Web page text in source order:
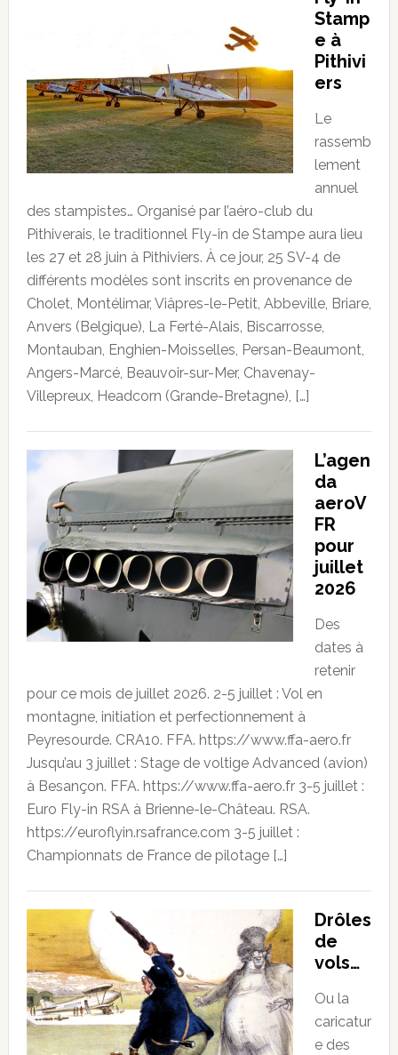
Stamp
e à
Pithivi
ers
Le
rassemb
lement
annuel
des stampistes… Organisé par l’aéro-club du
Pithiverais, le traditionnel Fly-in de Stampe aura lieu
les 27 et 28 juin à Pithiviers. À ce jour, 25 SV-4 de
différents modèles sont inscrits en provenance de
Cholet, Montélimar, Viâpres-le-Petit, Abbeville, Briare,
Anvers (Belgique), La Ferté-Alais, Biscarrosse,
Montauban, Enghien-Moisselles, Persan-Beaumont,
Angers-Marcé, Beauvoir-sur-Mer, Chavenay-
Villepreux, Headcorn (Grande-Bretagne), […]
L’agen
da
aeroV
FR
pour
juillet
2026
Des
dates à
retenir
pour ce mois de juillet 2026. 2-5 juillet : Vol en
montagne, initiation et perfectionnement à
Peyresourde. CRA10. FFA. https://www.ffa-aero.fr
Jusqu’au 3 juillet : Stage de voltige Advanced (avion)
à Besançon. FFA. https://www.ffa-aero.fr 3-5 juillet :
Euro Fly-in RSA à Brienne-le-Château. RSA.
https://euroflyin.rsafrance.com 3-5 juillet :
Championnats de France de pilotage […]
Drôles
de
vols…
Ou la
caricatur
e des